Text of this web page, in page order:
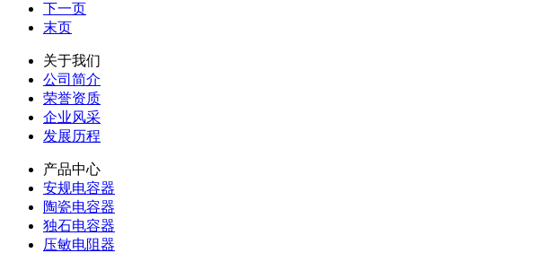
下一页
末页
关于我们
公司简介
荣誉资质
企业风采
发展历程
产品中心
安规电容器
陶瓷电容器
独石电容器
压敏电阻器